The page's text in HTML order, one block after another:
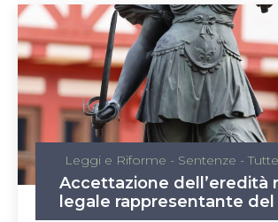
Leggi e Riforme - Sentenze -
Accettazione dell’eredità
legale rappresentante